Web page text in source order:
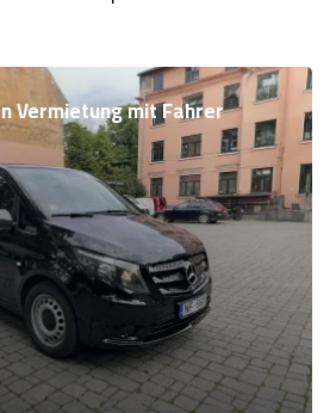
Vermietung mit Fahrer